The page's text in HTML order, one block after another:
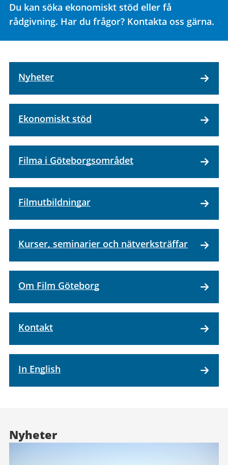
Du kan söka ekonomiskt stöd eller få
rådgivning. Har du frågor? Kontakta oss gärna.
Nyheter
Ekonomiskt stöd
Filma i Göteborgsområdet
Filmutbildningar
Kurser, seminarier och nätverksträffar
Om Film Göteborg
Kontakt
In English
Nyheter